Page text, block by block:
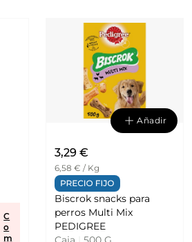
C
o
m
Añadir
3,29 €
6,58 € / Kg
Biscrok snacks para
perros Multi Mix
PEDIGREE